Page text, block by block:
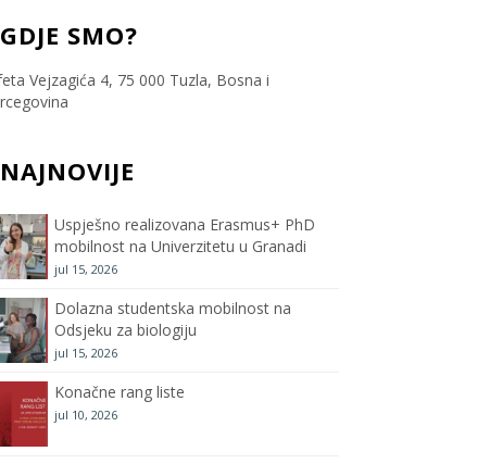
c
e
o
o
k
i
t
e
t
a
m
T
C
h
GDJE SMO?
Vejzagića 4, 75 000 Tuzla, Bosna i
NAJNOVIJE
Uspješno realizovana Erasmus+ PhD
mobilnost na Univerzitetu u Granadi
jul 15, 2026
Dolazna studentska mobilnost na
Odsjeku za biologiju
jul 15, 2026
Konačne rang liste
jul 10, 2026